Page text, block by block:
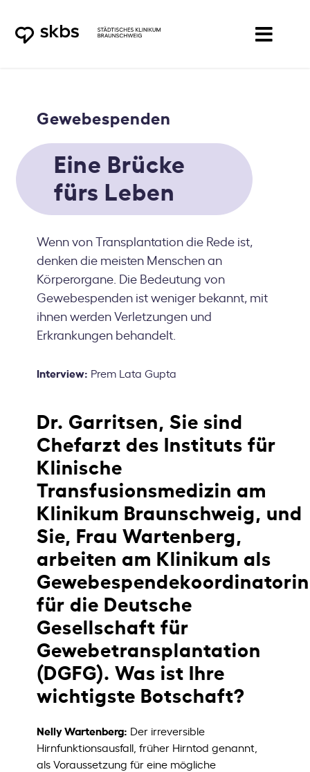
Inhalt
springen
Gewebespenden
Eine Brücke
fürs Leben
Wenn von Transplantation die Rede ist,
denken die meisten Menschen an
Körperorgane. Die Bedeutung von
Gewebespenden ist weniger bekannt, mit
ihnen werden Verletzungen und
Erkrankungen behandelt.
Interview: Prem Lata Gupta
Dr. Garritsen, Sie sind
Chefarzt des Instituts für
Klinische
Transfusionsmedizin am
Klinikum Braunschweig, und
Sie, Frau Wartenberg,
arbeiten am Klinikum als
Gewebespendekoordinatorin
für die Deutsche
Gesellschaft für
Gewebetransplantation
(DGFG). Was ist Ihre
wichtigste Botschaft?
Nelly Wartenberg: Der irreversible
Hirnfunktionsausfall, früher Hirntod genannt,
als Voraussetzung für eine mögliche